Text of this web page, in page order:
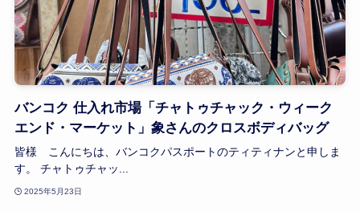
バンコク 仕入れ市場「チャトゥチャック・ウィーク
エンド・マーケット」象さんのクロスボディバッグ
皆様 こんにちは、バンコクパスポートのティティナンと申しま
す。 チャトゥチャッ...
2025年5月23日